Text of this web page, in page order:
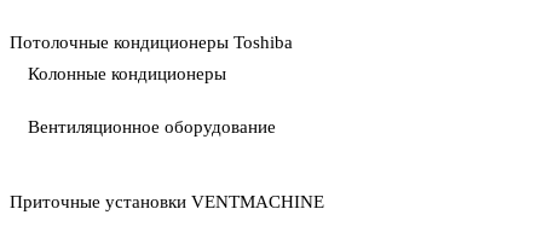
Потолочные кондиционеры Toshiba
Колонные кондиционеры
Вентиляционное оборудование
Приточные установки VENTMACHINE